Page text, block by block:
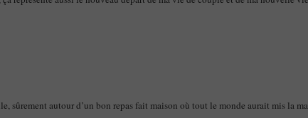
sûrement autour d’un bon repas fait maison où tout le monde aurait mis la